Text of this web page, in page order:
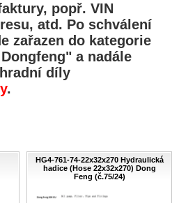
popř. VIN
atd. Po schválení
zařazen do kategorie
" a nadále
díly
.
HG4-761-74-22x32x270 Hydraulická
hadice (Hose 22x32x270) Dong
Feng (č.75/24)